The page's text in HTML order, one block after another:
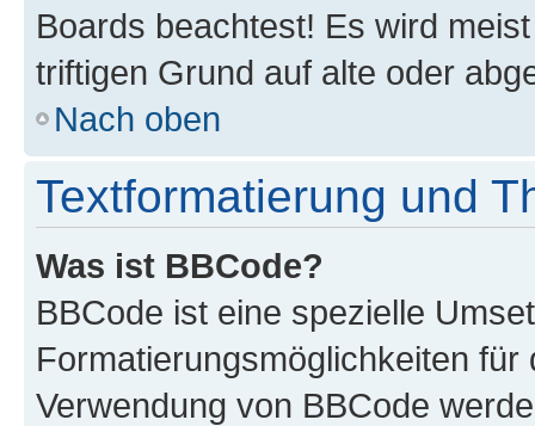
Boards beachtest! Es wird
triftigen Grund auf alte oder
Nach oben
Textformatierung und
Was ist BBCode?
BBCode ist eine spezielle
Formatierungsmöglichkeiten
Verwendung von BBCode